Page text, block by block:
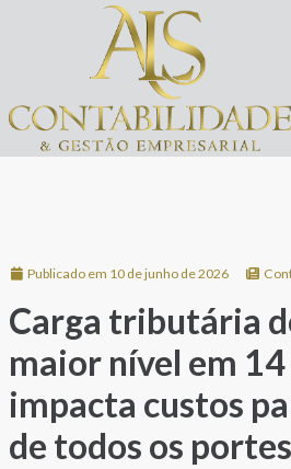
Publicado em 10 de junho de 2026
Carga tributária
maior nível em 14
impacta custos
de todos os portes